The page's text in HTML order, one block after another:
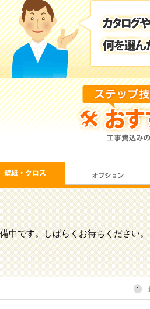
中です。しばらくお待ちください。